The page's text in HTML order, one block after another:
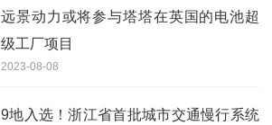
远景动力或将参与塔塔在英国的电池超
级工厂项目
2023-08-08
9地入选！浙江省首批城市交通慢行系统